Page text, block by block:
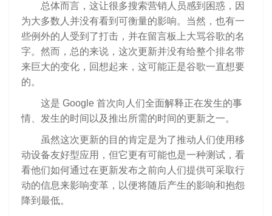
总体而言，这让很多搜索营销人员感到困惑，因
为大多数人并没有看到可衡量的影响。当然，也有一
些例外的人受到了打击，并在留言板上大骂谷歌的名
字。然而，总的来说，这次更新并没有给整个排名带
来巨大的变化，回想起来，这可能正是谷歌一直想要
的。
这是 Google 首次向人们全面解释正在发生的事
情、发生的时间以及推出所需的时间的更新之一。
虽然这次更新的目的肯定是为了推动人们使用移
动设备友好型应用，但它更有可能也是一种测试，看
看他们如何通过在更新发布之前向人们提供可采取行
动的信息来影响变革，以便将随后产生的影响和抱怨
降到最低。